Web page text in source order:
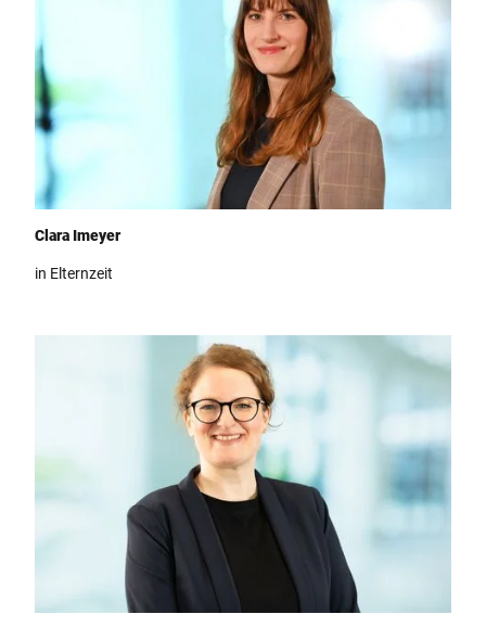
Team Teutoburger Wald Tourismus, Clara Imeyer
Clara Imeyer
in Elternzeit
Team Teutoburger Wald Tourismus, Annika Lammers